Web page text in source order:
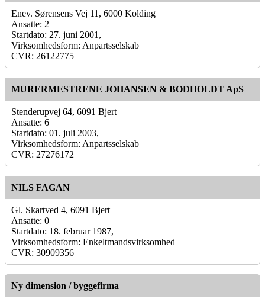
Enev. Sørensens Vej 11, 6000 Kolding
Ansatte: 2
Startdato: 27. juni 2001,
Virksomhedsform: Anpartsselskab
CVR: 26122775
MURERMESTRENE JOHANSEN & BODHOLDT ApS
Stenderupvej 64, 6091 Bjert
Ansatte: 6
Startdato: 01. juli 2003,
Virksomhedsform: Anpartsselskab
CVR: 27276172
NILS FAGAN
Gl. Skartved 4, 6091 Bjert
Ansatte: 0
Startdato: 18. februar 1987,
Virksomhedsform: Enkeltmandsvirksomhed
CVR: 30909356
Ny dimension / byggefirma